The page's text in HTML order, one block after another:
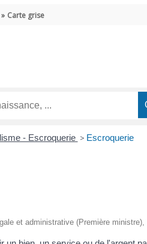
Carte grise
- Escroquerie > Escroquerie
et administrative (Première